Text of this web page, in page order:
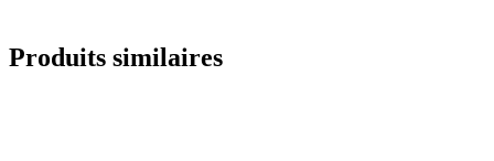
Produits similaires